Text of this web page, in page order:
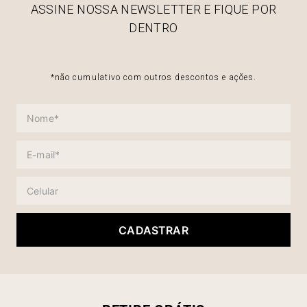
ASSINE NOSSA NEWSLETTER E FIQUE POR
DENTRO
*não cumulativo com outros descontos e ações.
CADASTRAR